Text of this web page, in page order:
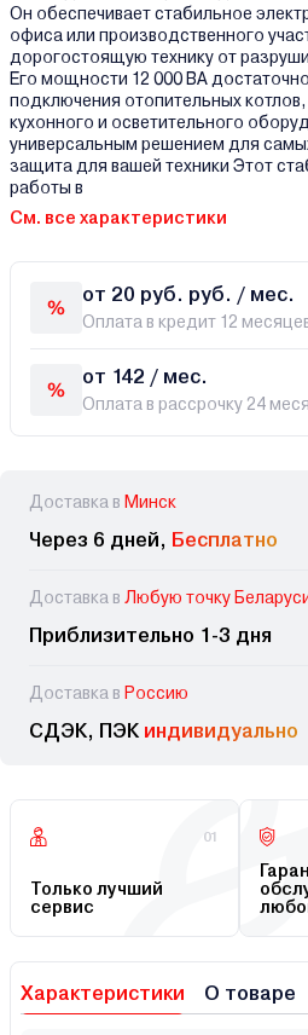
Он обеспечивает стабильное
офиса или производственного
дорогостоящую технику от
Его мощности 12 000 ВА
подключения отопительных
кухонного и осветительного
универсальным решением для
защита для вашей техники Этот
работы в
См. все характеристики
от 20 руб. руб. / мес.
Оплата в кредит 12
от 142 / мес.
Оплата в рассрочку 24
Доставка в Минск
Через 6 дней, Бесплатно
Доставка в Любую точку
Приблизительно 1-3 дня
Доставка в Россию
СДЭК, ПЭК индивидуально
01
Только лучший
сервис
Характеристики О товаре